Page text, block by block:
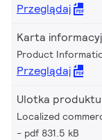
Przeglądaj
Karta
Product
Przeglądaj
Ulotka produktu
Localized
pdf 831.5 kB